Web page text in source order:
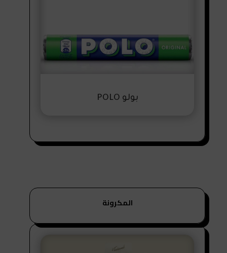
بولو POLO
المكرونة